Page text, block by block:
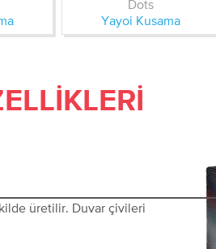
Dots
Yayoi Kusama
üretilir. Duvar çivileri